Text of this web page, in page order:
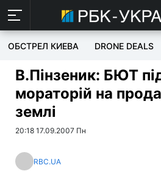
ОБСТРЕЛ КИЕВА DRONE DEALS
В.Пінзеник: БЮТ
мораторій на
землі
20:18 17.09.2007 Пн
RBC.UA